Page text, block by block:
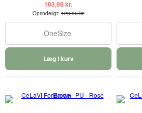
103,96 kr.
Oprindeligt:129,95 kr.
OneSize
Læg i kurv